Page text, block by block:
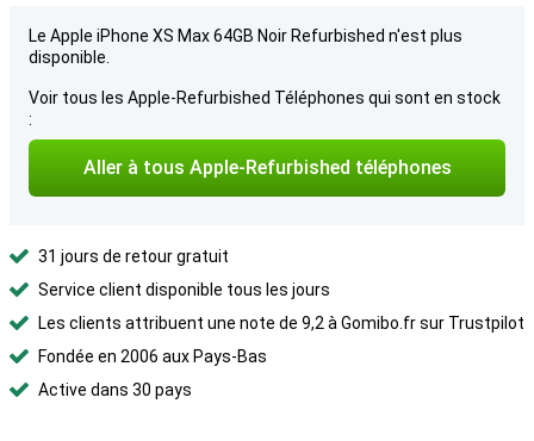
Le Apple iPhone XS Max 64GB Noir Refurbished n'est plus
disponible.
Voir tous les Apple-Refurbished Téléphones qui sont en stock
:
Aller à tous Apple-Refurbished téléphones
31 jours de retour gratuit
Service client disponible tous les jours
Les clients attribuent une note de 9,2 à Gomibo.fr sur Trustpilot
Fondée en 2006 aux Pays-Bas
Active dans 30 pays